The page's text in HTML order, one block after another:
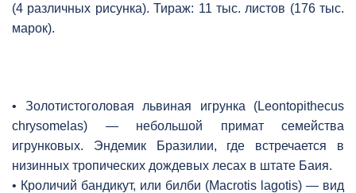
(4 различных рисунка). Тираж: 11 тыс. листов (176 тыс.
марок).
• Золотистоголовая львиная игрунка (Leontopithecus
chrysomelas) — небольшой примат семейства
игрунковых. Эндемик Бразилии, где встречается в
низинных тропических дождевых лесах в штате Баия.
• Кроличий бандикут, или билби (Macrotis lagotis) — вид